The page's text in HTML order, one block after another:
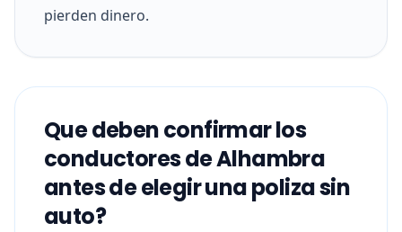
pierden dinero.
Que deben confirmar los
conductores de Alhambra
antes de elegir una poliza sin
auto?